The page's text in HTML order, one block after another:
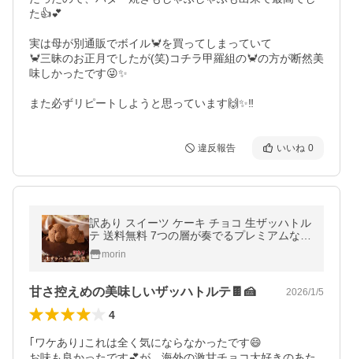
た👍💕
実は母が別通販でボイル🦀を買ってしまっていて
🦀三昧のお正月でしたが(笑)コチラ甲羅組の🦀の方が断然美
味しかったです😜✨
また必ずリピートしようと思っています🙌✨‼️
違反報告 いいね 0
訳あり スイーツ ケーキ チョコ 生ザッハトル
テ 送料無料 7つの層が奏でるプレミアムなチ
ョコレートケーキ ご自宅用 訳あり お買い得
morin
甘さ控えめの美味しいザッハトルテ🍫🍰 2026/1/5
4
｢ワケあり｣これは全く気にならなかったです😄